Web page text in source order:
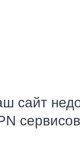
сайт
сервисов